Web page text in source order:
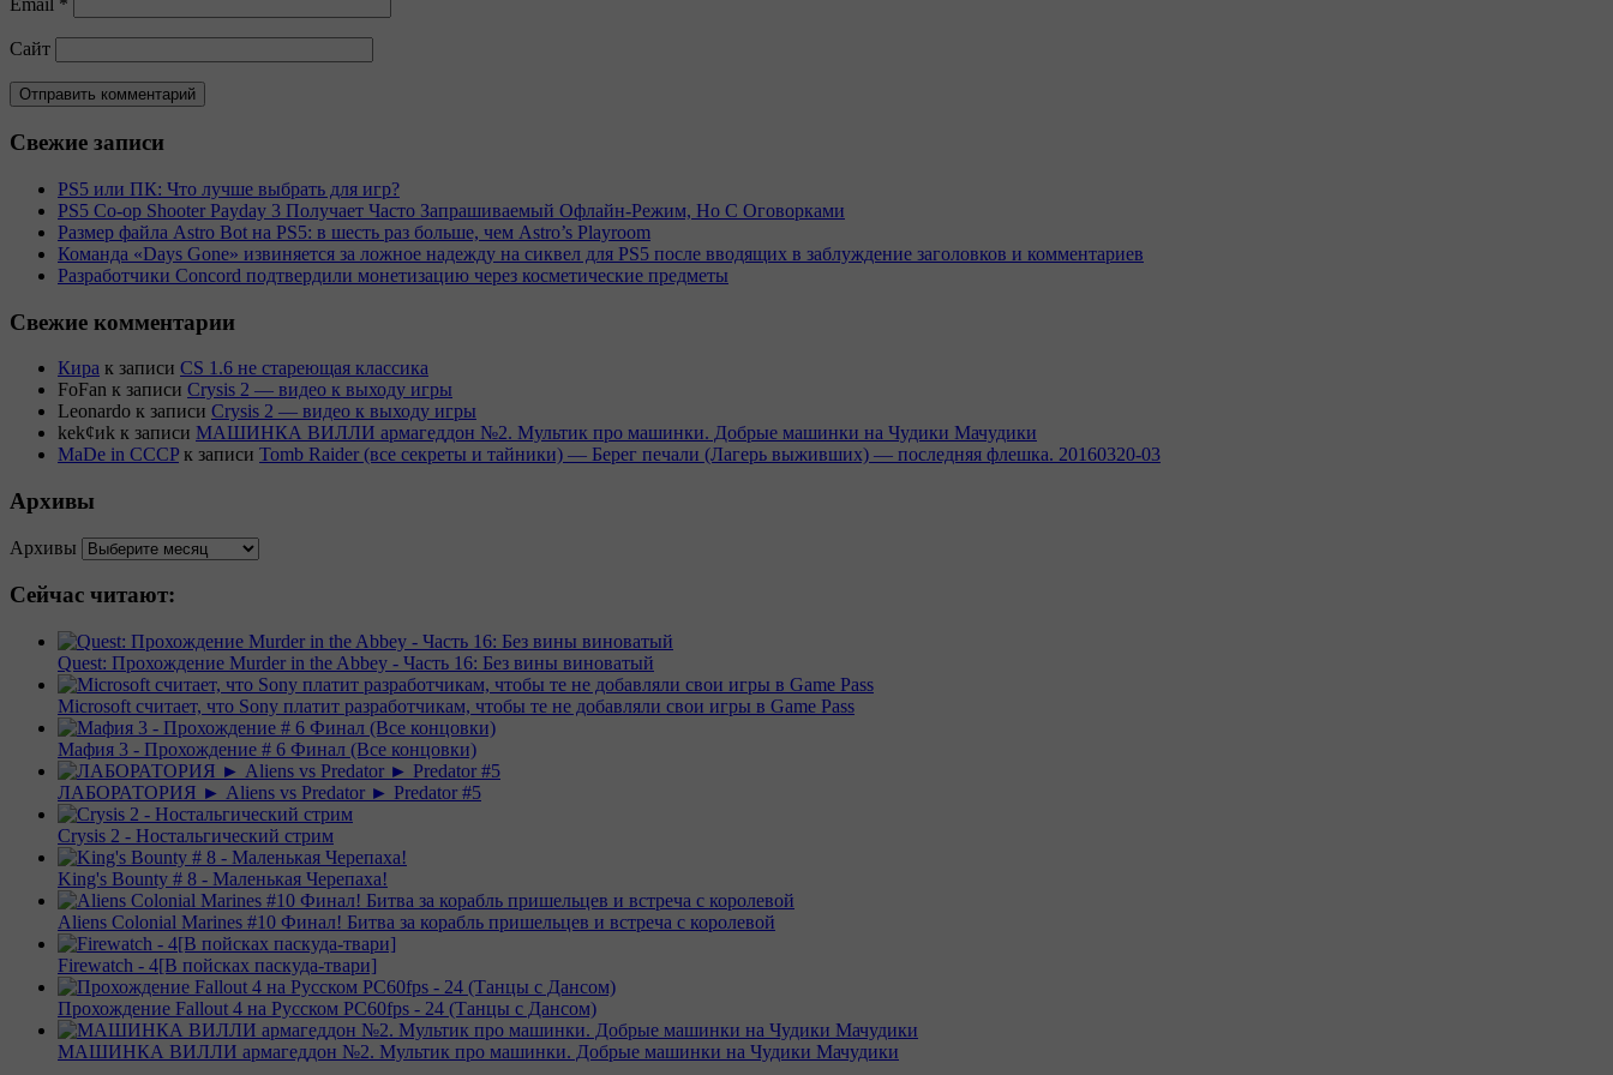
Email *
Сайт
Свежие записи
PS5 или ПК: Что лучше выбрать для игр?
PS5 Co-op Shooter Payday 3 Получает Часто Запрашиваемый Офлайн-Режим, Но С Оговорками
Размер файла Astro Bot на PS5: в шесть раз больше, чем Astro’s Playroom
Команда «Days Gone» извиняется за ложное надежду на сиквел для PS5 после вводящих в заблуждение заголовков и комментариев
Разработчики Concord подтвердили монетизацию через косметические предметы
Свежие комментарии
Кира к записи CS 1.6 не стареющая классика
FoFan к записи Crysis 2 — видео к выходу игры
Leonardo к записи Crysis 2 — видео к выходу игры
kek¢иk к записи МАШИНКА ВИЛЛИ армагеддон №2. Мультик про машинки. Добрые машинки на Чудики Мачудики
MaDe in CCCP к записи Tomb Raider (все секреты и тайники) — Берег печали (Лагерь выживших) — последняя флешка. 20160320-03
Архивы
Архивы
Сейчас читают:
Quest: Прохождение Murder in the Abbey - Часть 16: Без вины виноватый
Microsoft считает, что Sony платит разработчикам, чтобы те не добавляли свои игры в Game Pass
Мафия 3 - Прохождение # 6 Финал (Все концовки)
ЛАБОРАТОРИЯ ► Aliens vs Predator ► Predator #5
Crysis 2 - Ностальгический стрим
King's Bounty # 8 - Маленькая Черепаха!
Aliens Colonial Marines #10 Финал! Битва за корабль пришельцев и встреча с королевой
Firewatch - 4[В пойсках паскуда-твари]
Прохождение Fallout 4 на Русском PС60fps - 24 (Танцы с Дансом)
МАШИНКА ВИЛЛИ армагеддон №2. Мультик про машинки. Добрые машинки на Чудики Мачудики